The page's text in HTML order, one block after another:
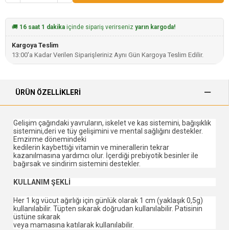
🚚 16 saat 1 dakika içinde sipariş verirseniz yarın kargoda!
Kargoya Teslim
13:00'a Kadar Verilen Siparişleriniz Aynı Gün Kargoya Teslim Edilir.
ÜRÜN ÖZELLIKLERI
Gelişim çağındaki yavruların, iskelet ve kas sistemini, bağışıklık
sistemini,deri ve tüy gelişimini ve mental sağlığını destekler.
Emzirme dönemindeki
kedilerin kaybettiği vitamin ve minerallerin tekrar
kazanılmasına yardımcı olur. İçerdiği prebiyotik besinler ile
bağırsak ve sindirim sistemini destekler.
KULLANIM ŞEKLİ
Her 1 kg vücut ağırlığı için günlük olarak 1 cm (yaklaşık 0,5g)
kullanılabilir. Tüpten sıkarak doğrudan kullanılabilir. Patisinin
üstüne sıkarak
veya mamasına katılarak kullanılabilir.